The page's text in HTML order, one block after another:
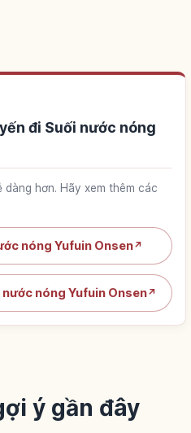
đi Suối nước nóng
hơn. Hãy xem thêm các
nóng Yufuin Onsen↗
nóng Yufuin Onsen↗
ý gần đây